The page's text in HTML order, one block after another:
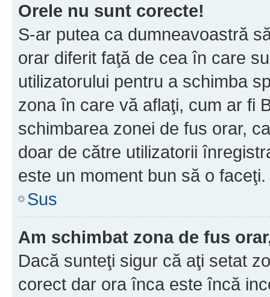
Orele nu sunt corecte!
S-ar putea ca dumneavoastră
orar diferit faţă de cea în care
utilizatorului pentru a schimba
zona în care vă aflaţi, cum ar fi
schimbarea zonei de fus orar,
doar de către utilizatorii
este un moment bun să o faceţi.
Sus
Am schimbat zona de fus
Dacă sunteţi sigur că aţi setat
corect dar ora înca este încă